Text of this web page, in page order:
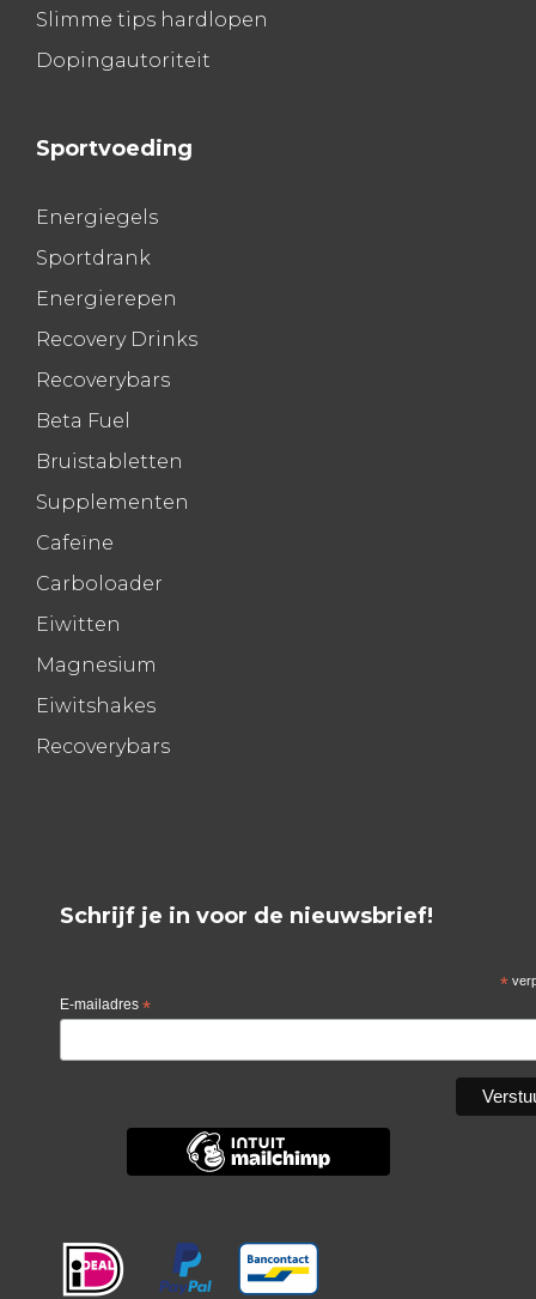
Slimme tips hardlopen
Dopingautoriteit
Sportvoeding
Energiegels
Sportdrank
Energierepen
Recovery Drinks
Recoverybars
Beta Fuel
Bruistabletten
Supplementen
Cafeïne
Carboloader
Eiwitten
Magnesium
Eiwitshakes
Recoverybars
Schrijf je in voor de nieuwsbrief!
*
E-mailadres *